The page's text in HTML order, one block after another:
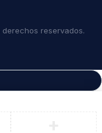
reservados.